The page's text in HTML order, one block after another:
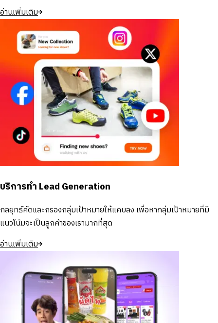
อ่านเพิ่มเติม
บริการทำ Lead Generation
กลยุทธ์คัดและกรองกลุ่มเป้าหมายให้แคบลง เพื่อหากลุ่มเป้าหมายที่มี
แนวโน้มจะเป็นลูกค้าของเรามากที่สุด
อ่านเพิ่มเติม